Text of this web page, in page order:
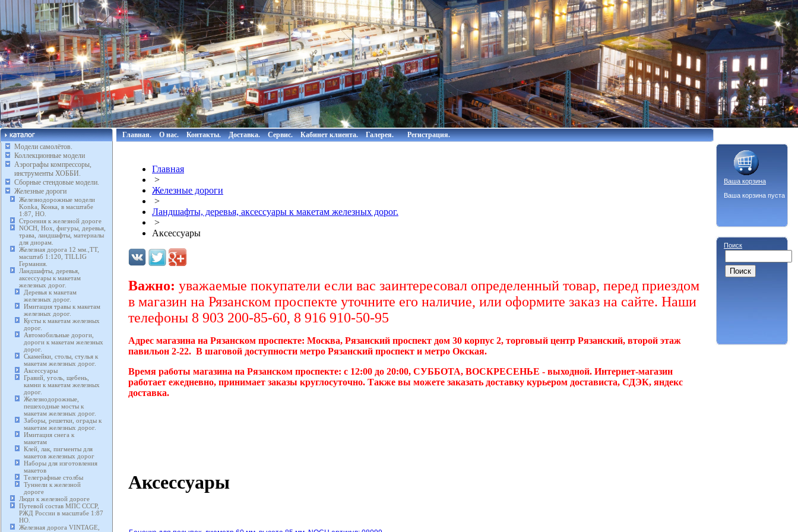
Модели самолётов.
Коллекционные модели
Аэрографы компрессоры,
инструменты ХОББИ.
Сборные стендовые модели.
Железные дороги
Железнодорожные модели
Konka, Конка, в масштабе
1:87, HO.
Строения к железной дороге
NOCH, Нох, фигуры, деревья,
трава, ландшафты, материалы
для диорам.
Железная дорога 12 мм.,TT,
масштаб 1:120, TILLIG
Германия.
Ландшафты, деревья,
аксессуары к макетам
железных дорог.
Деревья к макетам
железных дорог.
Имитация травы к макетам
железных дорог.
Кусты к макетам железных
дорог.
Автомобильные дороги,
дороги к макетам железных
дорог.
Скамейки, столы, стулья к
макетам железных дорог.
Аксессуары
Гравий, уголь, щебень,
камни к макетам железных
дорог.
Железнодорожные,
пешеходные мосты к
макетам железных дорог.
Заборы, решетки, ограды к
макетам железных дорог.
Имитация снега к
макетам
Клей, лак, пигменты для
макетов железных дорог
Наборы для изготовления
макетов
Телеграфные столбы
Туннели к железной
дороге
Люди к железной дороге
Путевой состав МПС СССР,
РЖД России в масштабе 1:87
HO.
Железная дорога VINTAGE,
Главная. О нас. Контакты. Доставка. Сервис. Кабинет клиента. Галерея. Регистрация.
Главная
>
Железные дороги
>
Ландшафты, деревья, аксессуары к макетам железных дорог.
>
Аксессуары
Важно: уважаемые покупатели если вас заинтересовал определенный товар, перед приездом
в магазин на Рязанском проспекте уточните его наличие, или оформите заказ на сайте. Наши
телефоны 8 903 200-85-60, 8 916 910-50-95
Адрес магазина на Рязанском проспекте: Москва, Рязанский проспект дом 30 корпус 2, торговый центр Рязанский, второй этаж
павильон 2-22. В шаговой доступности метро Рязанский проспект и метро Окская.
Время работы магазина на Рязанском проспекте: с 12:00 до 20:00, СУББОТА, ВОСКРЕСЕНЬЕ - выходной. Интернет-магазин
работает ежедневно, принимает заказы круглосуточно. Также вы можете заказать доставку курьером достависта, СДЭК, яндекс
доставка.
Аксессуары
Ваша корзина
Ваша корзина пуста
Поиск